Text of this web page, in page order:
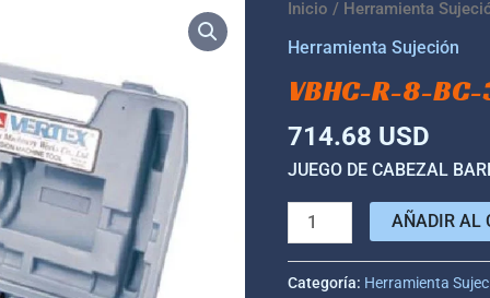
Inicio / Herramienta
Herramienta Sujeción
VBHC-R-8-
714.68 USD
JUEGO DE CABEZAL
VBHC-
R-
BC-
cantidad
AÑADIR AL
Categoría: Herramienta